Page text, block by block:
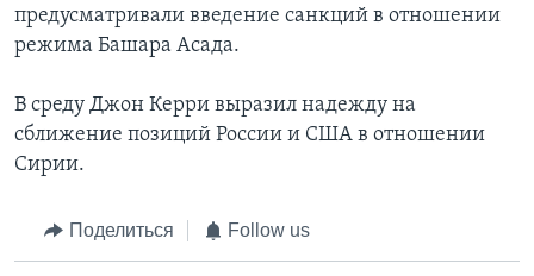
предусматривали введение санкций в отношении
режима Башара Асада.
В среду Джон Керри выразил надежду на
сближение позиций России и США в отношении
Сирии.
Поделиться Follow us